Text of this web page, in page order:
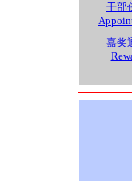
干部
嘉奖